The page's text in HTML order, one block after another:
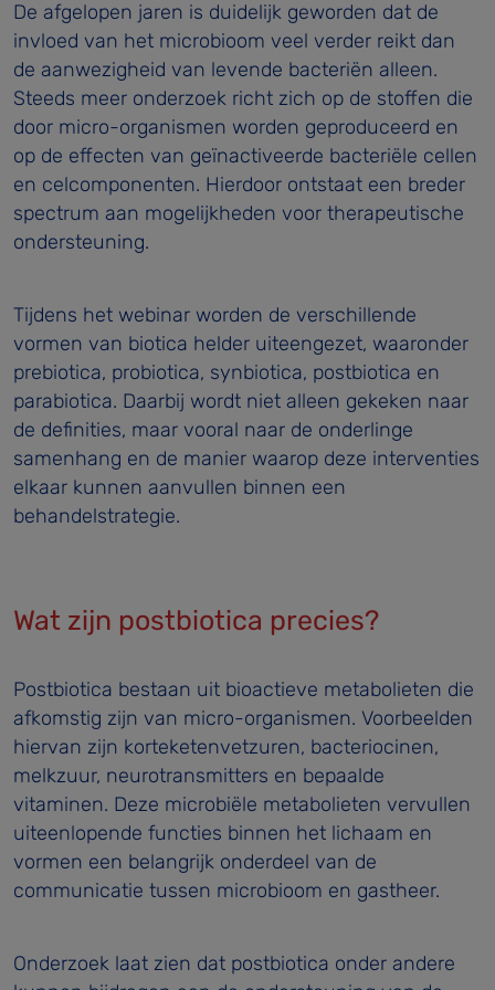
De afgelopen jaren is duidelijk geworden dat de
invloed van het microbioom veel verder reikt dan
de aanwezigheid van levende bacteriën alleen.
Steeds meer onderzoek richt zich op de stoffen die
door micro-organismen worden geproduceerd en
op de effecten van geïnactiveerde bacteriële cellen
en celcomponenten. Hierdoor ontstaat een breder
spectrum aan mogelijkheden voor therapeutische
ondersteuning.
Tijdens het webinar worden de verschillende
vormen van biotica helder uiteengezet, waaronder
prebiotica, probiotica, synbiotica, postbiotica en
parabiotica. Daarbij wordt niet alleen gekeken naar
de definities, maar vooral naar de onderlinge
samenhang en de manier waarop deze interventies
elkaar kunnen aanvullen binnen een
behandelstrategie.
Wat zijn postbiotica precies?
Postbiotica bestaan uit bioactieve metabolieten die
afkomstig zijn van micro-organismen. Voorbeelden
hiervan zijn korteketenvetzuren, bacteriocinen,
melkzuur, neurotransmitters en bepaalde
vitaminen. Deze microbiële metabolieten vervullen
uiteenlopende functies binnen het lichaam en
vormen een belangrijk onderdeel van de
communicatie tussen microbioom en gastheer.
Onderzoek laat zien dat postbiotica onder andere